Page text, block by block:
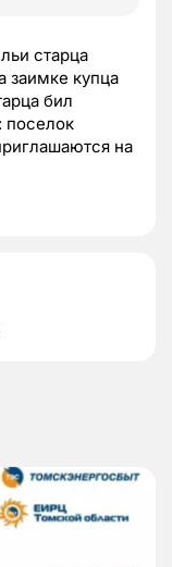
старца
заимке купца
бил
поселок
на